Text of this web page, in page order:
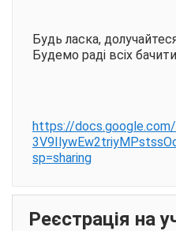
Будь ласка,
Будемо раді всіх
https://
sp=sharing
Реєстрація на